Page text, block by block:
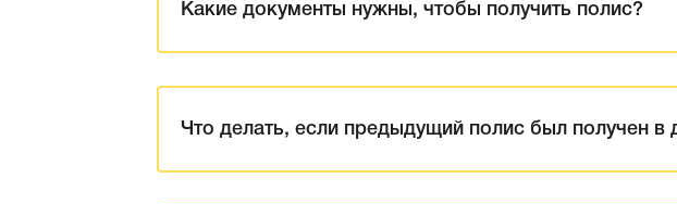
Какие документы нужны, чтобы получить полис?
Что делать, если предыдущий полис был получен в